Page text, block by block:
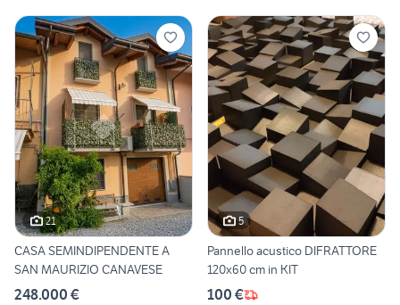
21
CASA SEMINDIPENDENTE A
SAN MAURIZIO CANAVESE
248.000 €
5
Pannello acustico DIFRATTORE
120x60 cm in KIT
100 €